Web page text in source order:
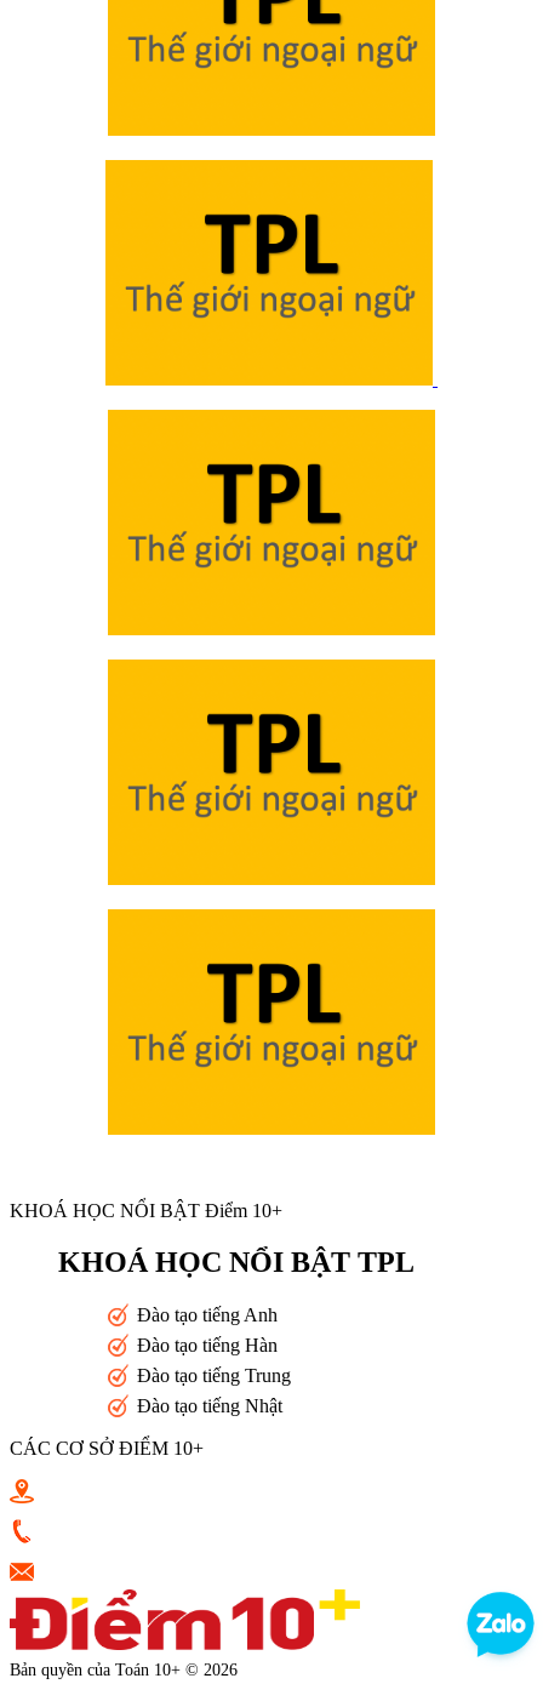
KHOÁ HỌC NỔI BẬT Điểm 10+
KHOÁ HỌC NỔI BẬT TPL
Đào tạo tiếng Anh
Đào tạo tiếng Hàn
Đào tạo tiếng Trung
Đào tạo tiếng Nhật
CÁC CƠ SỞ ĐIỂM 10+
Bản quyền của Toán 10+ © 2026